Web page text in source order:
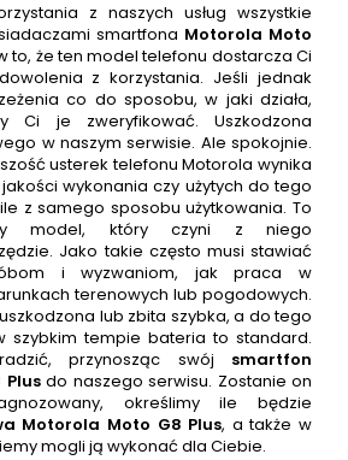
z naszych usług wszystkie
smartfona Motorola Moto
to, że ten model telefonu dostarcza Ci
z korzystania. Jeśli jednak
co do sposobu, w jaki działa,
Ci je zweryfikować. Uszkodzona
w naszym serwisie. Ale spokojnie.
usterek telefonu Motorola wynika
wykonania czy użytych do tego
z samego sposobu użytkowania. To
model, który czyni z niego
Jako takie często musi stawiać
i wyzwaniom, jak praca w
terenowych lub pogodowych.
lub zbita szybka, a do tego
szybkim tempie bateria to standard.
przynosząc swój smartfon
do naszego serwisu. Zostanie on
określimy ile będzie
Motorola Moto G8 Plus, a także w
mogli ją wykonać dla Ciebie.